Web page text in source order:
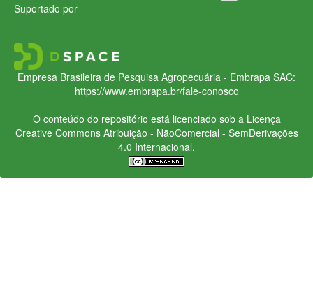
Suportado por
Empresa Brasileira de Pesquisa Agropecuária - Embrapa SAC:
https://www.embrapa.br/fale-conosco
O conteúdo do repositório está licenciado sob a Licença
Creative CommonsAtribuição - NãoComercial - SemDerivações
4.0 Internacional.